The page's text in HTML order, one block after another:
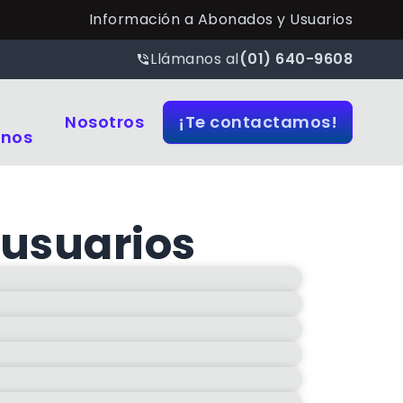
Información a Abonados y Usuarios
Llámanos al(01) 640-9608
Nosotros ¡Te contactamos!